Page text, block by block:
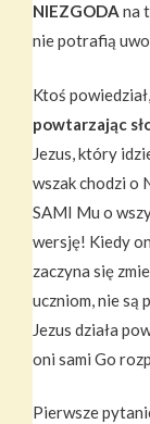
NIEZGODA na
nie potrafią
Ktoś
powtarzając
Jezus, który
wszak chodzi o
SAMI Mu o
wersję! Kiedy
zaczyna się
uczniom, nie są
Jezus działa
oni sami Go
Pierwsze